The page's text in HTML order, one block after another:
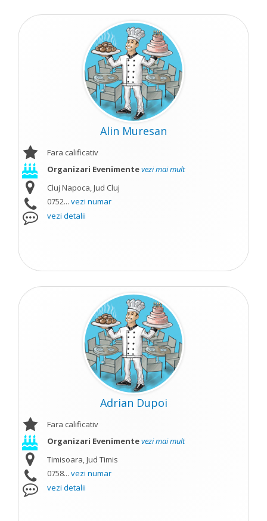
Alin Muresan
Fara calificativ
Organizari Evenimentevezi mai mult
Cluj Napoca, Jud Cluj
0752... vezi numar
vezi detalii
Adrian Dupoi
Fara calificativ
Organizari Evenimentevezi mai mult
Timisoara, Jud Timis
0758... vezi numar
vezi detalii